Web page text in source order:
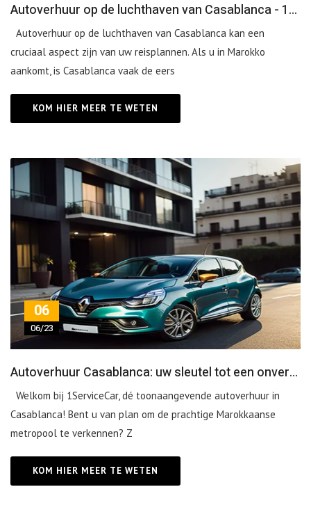
Autoverhuur op de luchthaven van Casablanca - 1Servicecar
Autoverhuur op de luchthaven van Casablanca kan een
cruciaal aspect zijn van uw reisplannen. Als u in Marokko
aankomt, is Casablanca vaak de eers
KOM HIER MEER TE WETEN
06
06/23
Autoverhuur Casablanca: uw sleutel tot een onvergetelijke ervaring!
Welkom bij 1ServiceCar, dé toonaangevende autoverhuur in
Casablanca! Bent u van plan om de prachtige Marokkaanse
metropool te verkennen? Z
KOM HIER MEER TE WETEN